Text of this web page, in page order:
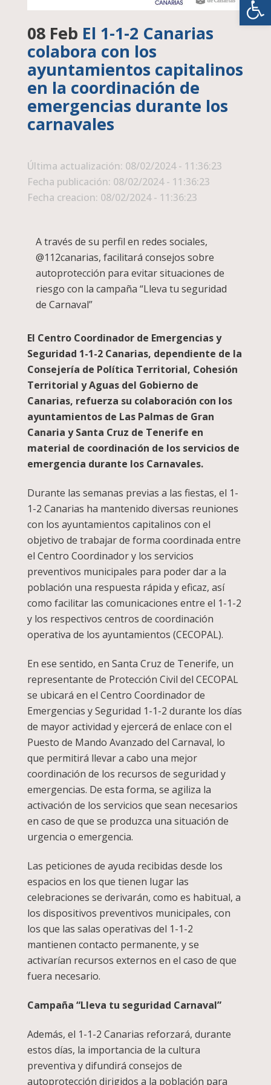
08 Feb El 1-1-2 Canarias
colabora con los
ayuntamientos capitalinos
en la coordinación de
emergencias durante los
carnavales
Última actualización: 08/02/2024 - 11:36:23
Fecha publicación: 08/02/2024 - 11:36:23
Fecha creacion: 08/02/2024 - 11:36:23
A través de su perfil en redes sociales,
@112canarias, facilitará consejos sobre
autoprotección para evitar situaciones de
riesgo con la campaña “Lleva tu seguridad
de Carnaval”
El Centro Coordinador de Emergencias y
Seguridad 1-1-2 Canarias, dependiente de la
Consejería de Política Territorial, Cohesión
Territorial y Aguas del Gobierno de
Canarias, refuerza su colaboración con los
ayuntamientos de Las Palmas de Gran
Canaria y Santa Cruz de Tenerife en
material de coordinación de los servicios de
emergencia durante los Carnavales.
Durante las semanas previas a las fiestas, el 1-
1-2 Canarias ha mantenido diversas reuniones
con los ayuntamientos capitalinos con el
objetivo de trabajar de forma coordinada entre
el Centro Coordinador y los servicios
preventivos municipales para poder dar a la
población una respuesta rápida y eficaz, así
como facilitar las comunicaciones entre el 1-1-2
y los respectivos centros de coordinación
operativa de los ayuntamientos (CECOPAL).
En ese sentido, en Santa Cruz de Tenerife, un
representante de Protección Civil del CECOPAL
se ubicará en el Centro Coordinador de
Emergencias y Seguridad 1-1-2 durante los días
de mayor actividad y ejercerá de enlace con el
Puesto de Mando Avanzado del Carnaval, lo
que permitirá llevar a cabo una mejor
coordinación de los recursos de seguridad y
emergencias. De esta forma, se agiliza la
activación de los servicios que sean necesarios
en caso de que se produzca una situación de
urgencia o emergencia.
Las peticiones de ayuda recibidas desde los
espacios en los que tienen lugar las
celebraciones se derivarán, como es habitual, a
los dispositivos preventivos municipales, con
los que las salas operativas del 1-1-2
mantienen contacto permanente, y se
activarían recursos externos en el caso de que
fuera necesario.
Campaña “Lleva tu seguridad Carnaval”
Además, el 1-1-2 Canarias reforzará, durante
estos días, la importancia de la cultura
preventiva y difundirá consejos de
autoprotección dirigidos a la población para